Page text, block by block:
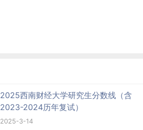
2025西南财经大学研究生分数线（含
2023-2024历年复试）
2025-3-14